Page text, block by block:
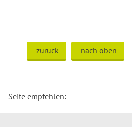
zurück nach oben
Seite empfehlen: